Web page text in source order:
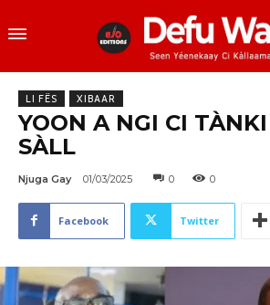
LI FËS XIBAAR
YOON A NGI CI
SÀLL
Njuga Gay 01/03/2025 0 0
Facebook Twitter